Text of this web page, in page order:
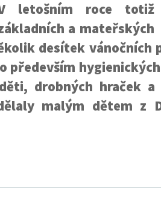
letošním roce totiž
a mateřských
desítek vánočních
především
drobných hraček a
malým dětem z